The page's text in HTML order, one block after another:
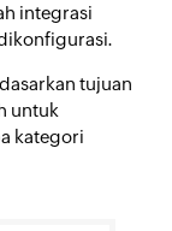
integrasi
tujuan
untuk
kategori